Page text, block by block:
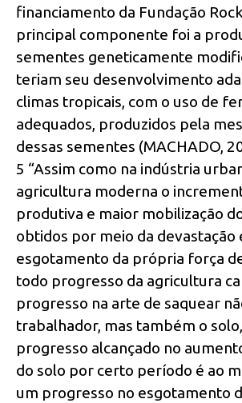
financiamento da Fundação
principal componente foi a
sementes geneticamente
teriam seu desenvolvimento
climas tropicais, com o uso de
adequados, produzidos pela
dessas sementes (MACHADO,
5 “Assim como na indústria
agricultura moderna o
produtiva e maior mobilização
obtidos por meio da devastação
esgotamento da própria força
todo progresso da agricultura
progresso na arte de saquear
trabalhador, mas também o
progresso alcançado no
do solo por certo período é ao
um progresso no esgotamento